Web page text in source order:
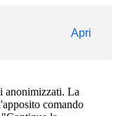
Apri
anonimizzati. La
comando